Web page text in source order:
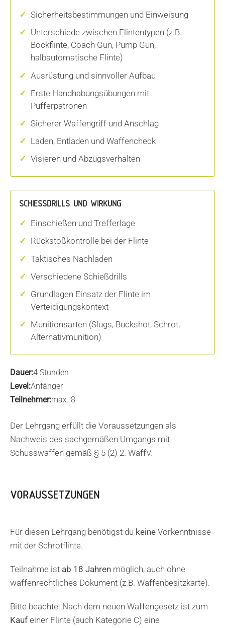
Sicherheitsbestimmungen und Einweisung
Unterschiede zwischen Flintentypen (z.B.
Bockflinte, Coach Gun, Pump Gun,
halbautomatische Flinte)
Ausrüstung und sinnvoller Aufbau
Erste Handhabungsübungen mit
Pufferpatronen
Sicherer Waffengriff und Anschlag
Laden, Entladen und Waffencheck
Visieren und Abzugsverhalten
SCHIESSDRILLS UND WIRKUNG
Einschießen und Trefferlage
Rückstoßkontrolle bei der Flinte
Taktisches Nachladen
Verschiedene Schießdrills
Grundlagen Einsatz der Flinte im
Verteidigungskontext
Munitionsarten (Slugs, Buckshot, Schrot,
Alternativmunition)
Dauer:4 Stunden
Level:Anfänger
Teilnehmer:max. 8
Der Lehrgang erfüllt die Voraussetzungen als
Nachweis des sachgemäßen Umgangs mit
Schusswaffen gemäß § 5 (2) 2. WaffV.
VORAUSSETZUNGEN
Für diesen Lehrgang benötigst du keineVorkenntnisse
mit der Schrotflinte.
Teilnahme ist ab 18 Jahrenmöglich, auch ohne
waffenrechtliches Dokument (z.B. Waffenbesitzkarte).
Bitte beachte: Nach dem neuen Waffengesetz ist zum
Kaufeiner Flinte (auch Kategorie C) eine